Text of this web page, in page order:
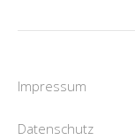
Impressum
Datenschutz